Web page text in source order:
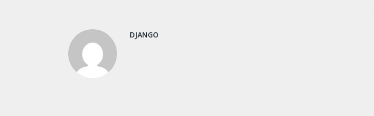
DJANGO